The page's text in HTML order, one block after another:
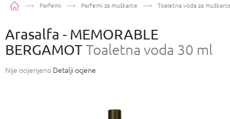
PočetnaParfemi Parfemi za muškarce Toaletna voda za
Arasalfa - MEMORABLE
BERGAMOTToaletna voda 30 ml
Prosječna
Nije ocijenjeno Detalji ocjene